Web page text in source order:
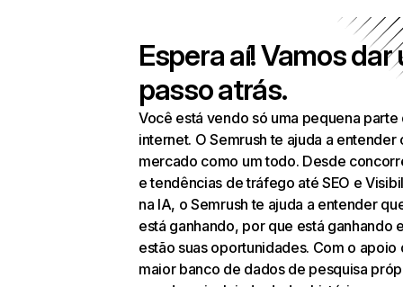
Espera aí! Vamos dar
passo atrás.
Você está vendo só uma pequena parte
internet. O Semrush te ajuda a entender
mercado como um todo. Desde
e tendências de tráfego até SEO e
na IA, o Semrush te ajuda a entender
está ganhando, por que está ganhando
estão suas oportunidades. Com o apoio
maior banco de dados de pesquisa